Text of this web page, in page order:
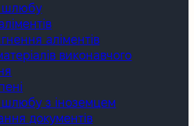
шлюбу
аліментів
виконавчого
шлюбу з іноземцем
документів